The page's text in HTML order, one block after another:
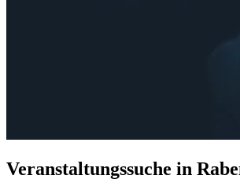
Veranstaltungssuche in